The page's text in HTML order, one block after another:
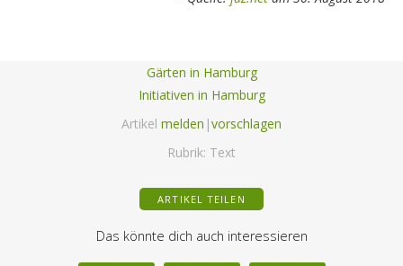
Gärten in Hamburg
Initiativen in Hamburg
Artikel melden |vorschlagen
Rubrik: Text
ARTIKEL TEILEN
Das könnte dich auch interessieren